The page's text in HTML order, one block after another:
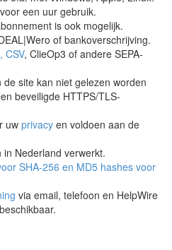
een uur gebruik.
is ook mogelijk.
of bankoverschrijving.
CSV, ClieOp3 of andere SEPA-
site kan niet gelezen worden
beveiligde HTTPS/TLS-
uw privacy en voldoen aan de
Nederland verwerkt.
SHA-256 en MD5 hashes voor
via email, telefoon en HelpWire